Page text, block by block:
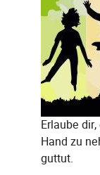
Erlaube
Hand zu
guttut.